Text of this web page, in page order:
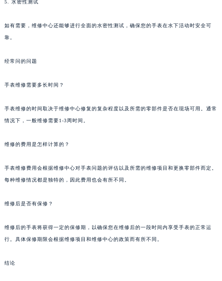
5. 水密性测试
如有需要，维修中心还能够进行全面的水密性测试，确保您的手表在水下活动时安全可
靠。
经常问的问题
手表维修需要多长时间？
手表维修的时间取决于维修中心修复的复杂程度以及所需的零部件是否在现场可用。通常
情况下，一般维修需要1-3周时间。
维修的费用是怎样计算的？
手表维修费用会根据维修中心对手表问题的评估以及所需的维修项目和更换零部件而定。
每种维修情况都是独特的，因此费用也会有所不同。
维修后是否有保修？
维修后的手表将获得一定的保修期，以确保您在维修后的一段时间内享受手表的正常运
行。具体保修期限会根据维修项目和维修中心的政策而有所不同。
结论